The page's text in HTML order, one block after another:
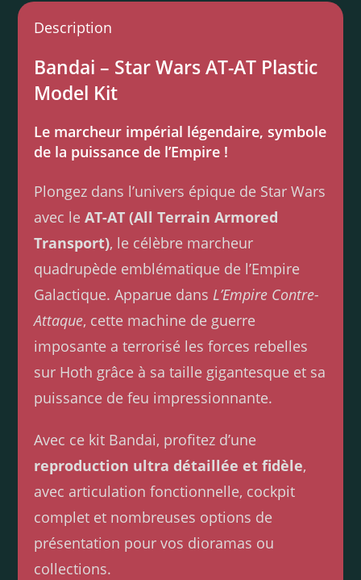
Description
Bandai – Star Wars AT-AT Plastic
Model Kit
Le marcheur impérial légendaire, symbole
de la puissance de l’Empire !
Plongez dans l’univers épique de Star Wars
avec leAT-AT (All Terrain Armored
Transport), le célèbre marcheur
quadrupède emblématique de l’Empire
Galactique. Apparue dans L’Empire Contre-
Attaque, cette machine de guerre
imposante a terrorisé les forces rebelles
sur Hoth grâce à sa taille gigantesque et sa
puissance de feu impressionnante.
Avec ce kit Bandai, profitez d’une
reproduction ultra détaillée et fidèle,
avec articulation fonctionnelle, cockpit
complet et nombreuses options de
présentation pour vos dioramas ou
collections.